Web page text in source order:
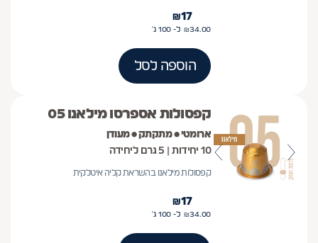
17
₪
34.00
₪ ל- 100 ג'
הוספה לסל
קפסולות אספרסו מילאנו 05
ארומטי • מתקתק • מעודן
10 יחידות | 5 גרם ליחידה
קפסולות מילאנו בהשראת קליה איטלקית
17
₪
34.00
₪ ל- 100 ג'